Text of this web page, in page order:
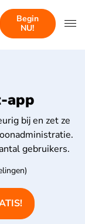
Begin
NU!
app
bij en zet ze
gebruikers.